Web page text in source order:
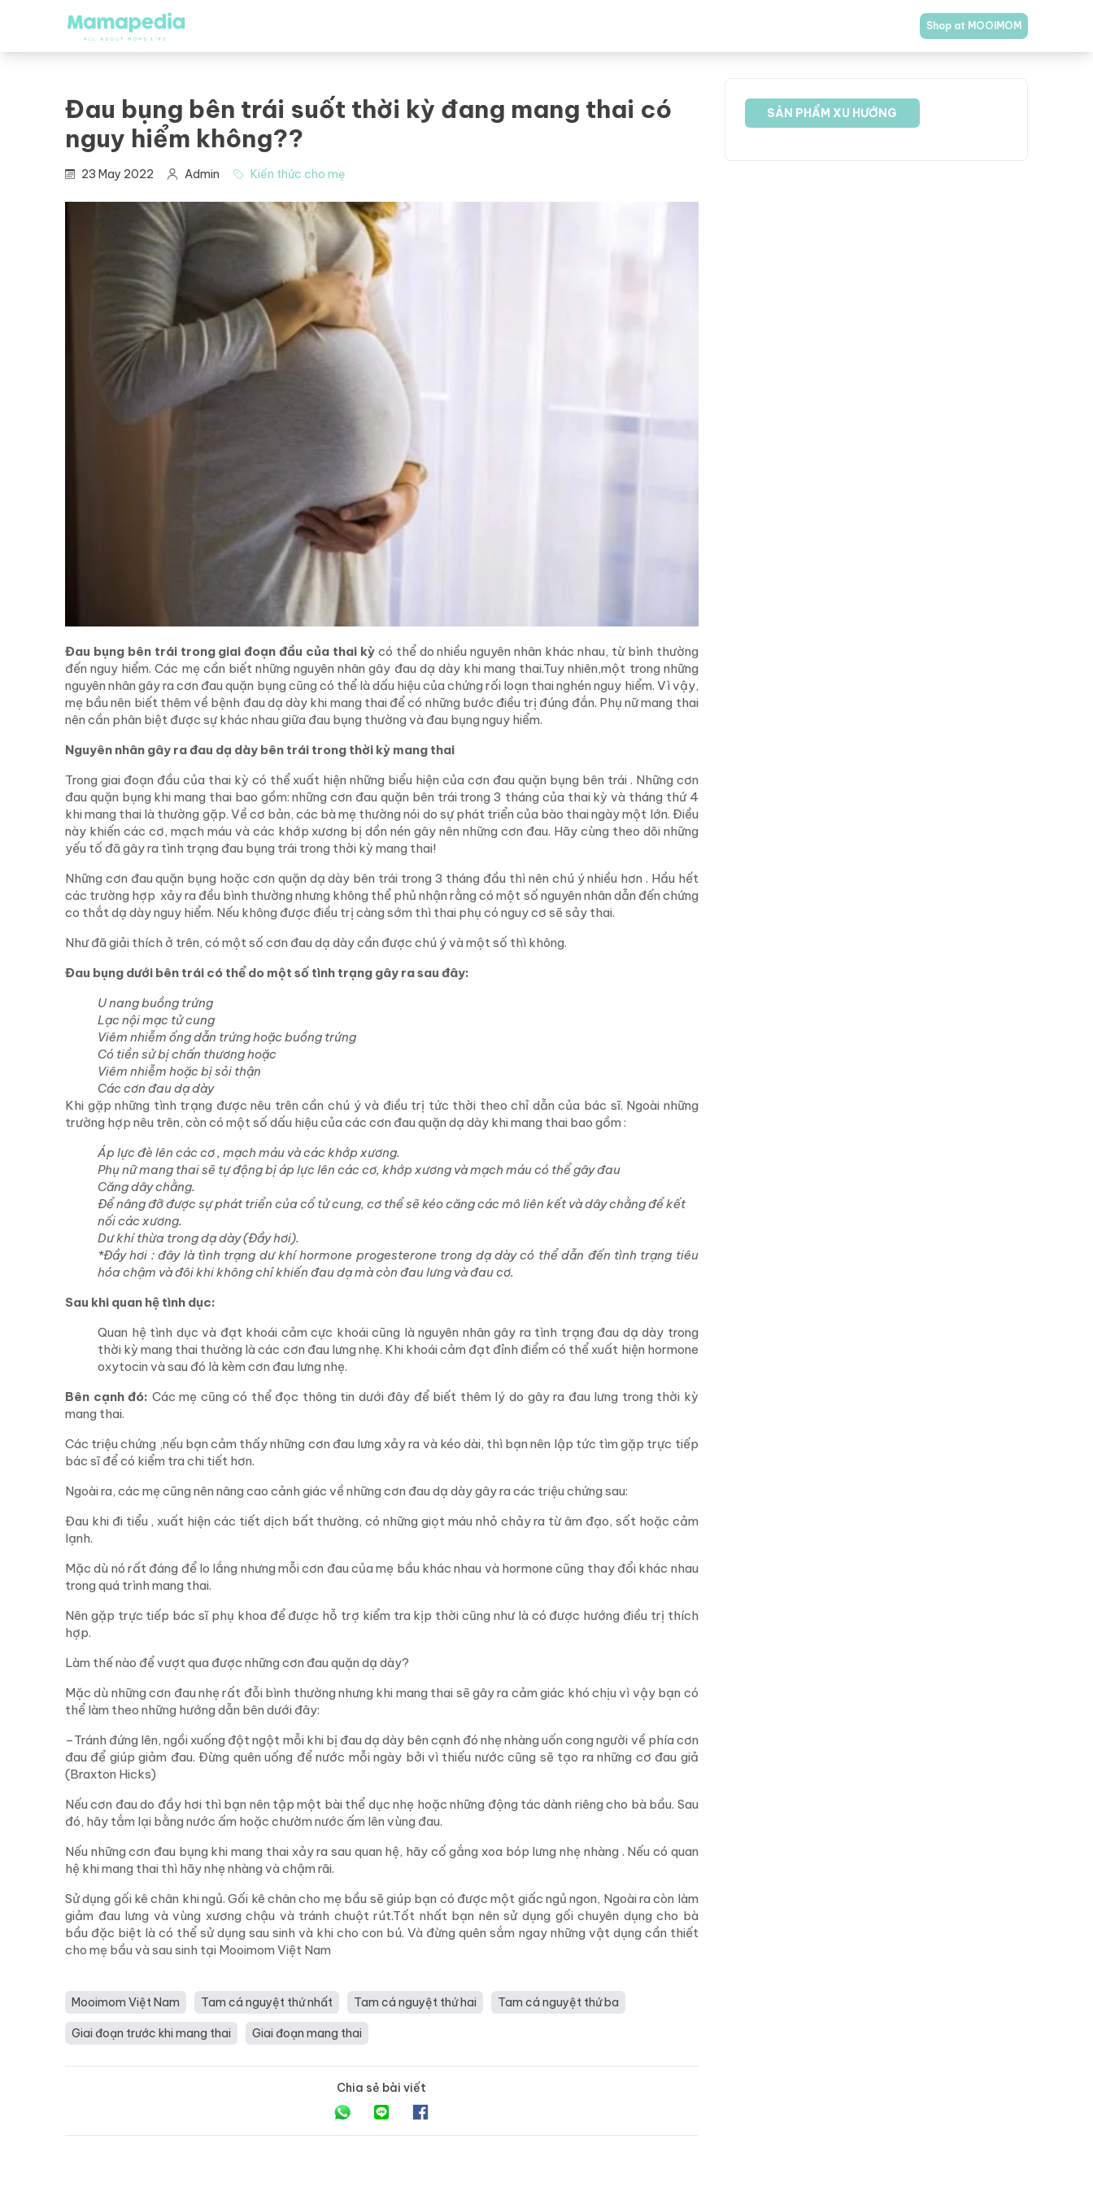
Shop at MOOIMOM
Đau bụng bên trái suốt thời kỳ đang mang thai có
nguy hiểm không??
23 May 2022 Admin Kiến thức cho mẹ
Đau bụng bên trái trong giai đoạn đầu của thai kỳ có thể do nhiều nguyên nhân khác nhau, từ bình thường
đến nguy hiểm. Các mẹ cần biết những nguyên nhân gây đau dạ dày khi mang thai.Tuy nhiên,một trong những
nguyên nhân gây ra cơn đau quặn bụng cũng có thể là dấu hiệu của chứng rối loạn thai nghén nguy hiểm. Vì vậy,
mẹ bầu nên biết thêm về bệnh đau dạ dày khi mang thai để có những bước điều trị đúng đắn. Phụ nữ mang thai
nên cần phân biệt được sự khác nhau giữa đau bụng thường và đau bụng nguy hiểm.
Nguyên nhân gây ra đau dạ dày bên trái trong thời kỳ mang thai
Trong giai đoạn đầu của thai kỳ có thể xuất hiện những biểu hiện của cơn đau quặn bụng bên trái . Những cơn
đau quặn bụng khi mang thai bao gồm: những cơn đau quặn bên trái trong 3 tháng của thai kỳ và tháng thứ 4
khi mang thai là thường gặp. Về cơ bản, các bà mẹ thường nói do sự phát triển của bào thai ngày một lớn. Điều
này khiến các cơ, mạch máu và các khớp xương bị dồn nén gây nên những cơn đau. Hãy cùng theo dõi những
yếu tố đã gây ra tình trạng đau bụng trái trong thời kỳ mang thai!
Những cơn đau quặn bụng hoặc cơn quặn dạ dày bên trái trong 3 tháng đầu thì nên chú ý nhiều hơn . Hầu hết
các trường hợp xảy ra đều bình thường nhưng không thể phủ nhận rằng có một số nguyên nhân dẫn đến chứng
co thắt dạ dày nguy hiểm. Nếu không được điều trị càng sớm thì thai phụ có nguy cơ sẽ sảy thai.
Như đã giải thích ở trên, có một số cơn đau dạ dày cần được chú ý và một số thì không.
Đau bụng dưới bên trái có thể do một số tình trạng gây ra sau đây:
U nang buồng trứng
Lạc nội mạc tử cung
Viêm nhiễm ống dẫn trứng hoặc buồng trứng
Có tiền sử bị chấn thương hoặc
Viêm nhiễm hoặc bị sỏi thận
Các cơn đau dạ dày
Khi gặp những tình trạng được nêu trên cần chú ý và điều trị tức thời theo chỉ dẫn của bác sĩ. Ngoài những
trường hợp nêu trên, còn có một số dấu hiệu của các cơn đau quặn dạ dày khi mang thai bao gồm :
Áp lực đè lên các cơ , mạch máu và các khớp xương.
Phụ nữ mang thai sẽ tự động bị áp lực lên các cơ, khớp xương và mạch máu có thể gây đau
Căng dây chằng.
Để nâng đỡ được sự phát triển của cổ tử cung, cơ thể sẽ kéo căng các mô liên kết và dây chằng để kết
nối các xương.
Dư khí thừa trong dạ dày (Đầy hơi).
*Đầy hơi : đây là tình trạng dư khí hormone progesterone trong dạ dày có thể dẫn đến tình trạng tiêu
hóa chậm và đôi khi không chỉ khiến đau dạ mà còn đau lưng và đau cơ.
Sau khi quan hệ tình dục:
Quan hệ tình dục và đạt khoái cảm cực khoái cũng là nguyên nhân gây ra tình trạng đau dạ dày trong
thời kỳ mang thai thường là các cơn đau lưng nhẹ. Khi khoái cảm đạt đỉnh điểm có thể xuất hiện hormone
oxytocin và sau đó là kèm cơn đau lưng nhẹ.
Bên cạnh đó: Các mẹ cũng có thể đọc thông tin dưới đây để biết thêm lý do gây ra đau lưng trong thời kỳ
mang thai.
Các triệu chứng ,nếu bạn cảm thấy những cơn đau lưng xảy ra và kéo dài, thì bạn nên lập tức tìm gặp trực tiếp
bác sĩ để có kiểm tra chi tiết hơn.
Ngoài ra, các mẹ cũng nên nâng cao cảnh giác về những cơn đau dạ dày gây ra các triệu chứng sau:
Đau khi đi tiểu , xuất hiện các tiết dịch bất thường, có những giọt máu nhỏ chảy ra từ âm đạo, sốt hoặc cảm
lạnh.
Mặc dù nó rất đáng để lo lắng nhưng mỗi cơn đau của mẹ bầu khác nhau và hormone cũng thay đổi khác nhau
trong quá trình mang thai.
Nên gặp trực tiếp bác sĩ phụ khoa để được hỗ trợ kiểm tra kịp thời cũng như là có được hướng điều trị thích
hợp.
Làm thế nào để vượt qua được những cơn đau quặn dạ dày?
Mặc dù những cơn đau nhẹ rất đỗi bình thường nhưng khi mang thai sẽ gây ra cảm giác khó chịu vì vậy bạn có
thể làm theo những hướng dẫn bên dưới đây:
–Tránh đứng lên, ngồi xuống đột ngột mỗi khi bị đau dạ dày bên cạnh đó nhẹ nhàng uốn cong người về phía cơn
đau để giúp giảm đau. Đừng quên uống để nước mỗi ngày bởi vì thiếu nước cũng sẽ tạo ra những cơ đau giả
(Braxton Hicks)
Nếu cơn đau do đầy hơi thì bạn nên tập một bài thể dục nhẹ hoặc những động tác dành riêng cho bà bầu. Sau
đó, hãy tắm lại bằng nước ấm hoặc chườm nước ấm lên vùng đau.
Nếu những cơn đau bụng khi mang thai xảy ra sau quan hệ, hãy cố gắng xoa bóp lưng nhẹ nhàng . Nếu có quan
hệ khi mang thai thì hãy nhẹ nhàng và chậm rãi.
Sử dụng gối kê chân khi ngủ. Gối kê chân cho mẹ bầu sẽ giúp bạn có được một giấc ngủ ngon, Ngoài ra còn làm
giảm đau lưng và vùng xương chậu và tránh chuột rút.Tốt nhất bạn nên sử dụng gối chuyên dụng cho bà
bầu đặc biệt là có thể sử dụng sau sinh và khi cho con bú. Và đừng quên sắm ngay những vật dụng cần thiết
cho mẹ bầu và sau sinh tại Mooimom Việt Nam
Mooimom Việt Nam Tam cá nguyệt thứ nhất Tam cá nguyệt thứ hai Tam cá nguyệt thứ ba
Giai đoạn trước khi mang thai Giai đoạn mang thai
Chia sẻ bài viết
SẢN PHẨM XU HƯỚNG